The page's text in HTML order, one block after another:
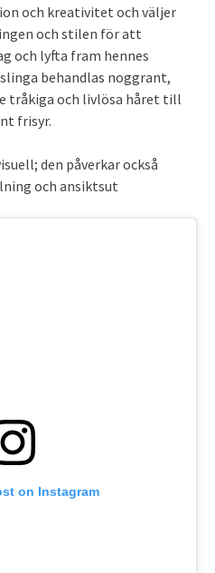
och kreativitet och väljer
och stilen för att
och lyfta fram hennes
behandlas noggrant,
tråkiga och livlösa håret till
frisyr.
den påverkar också
och ansiktsut
on Instagram